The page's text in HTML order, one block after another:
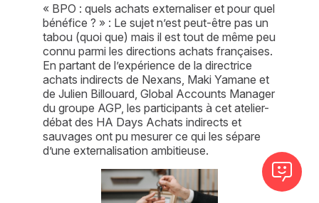
« BPO : quels achats externaliser et pour quel
bénéfice ? » : Le sujet n’est peut-être pas un
tabou (quoi que) mais il est tout de même peu
connu parmi les directions achats françaises.
En partant de l’expérience de la directrice
achats indirects de Nexans, Maki Yamane et
de Julien Billouard, Global Accounts Manager
du groupe AGP, les participants à cet atelier-
débat des HA Days Achats indirects et
sauvages ont pu mesurer ce qui les sépare
d’une externalisation ambitieuse.